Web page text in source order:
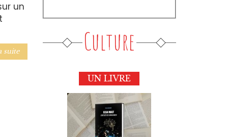
un
suite Culture
UN LIVRE